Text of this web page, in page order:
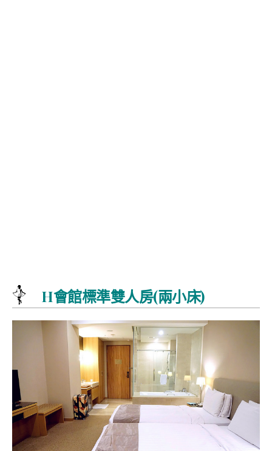
H會館標準雙人房(兩小床)